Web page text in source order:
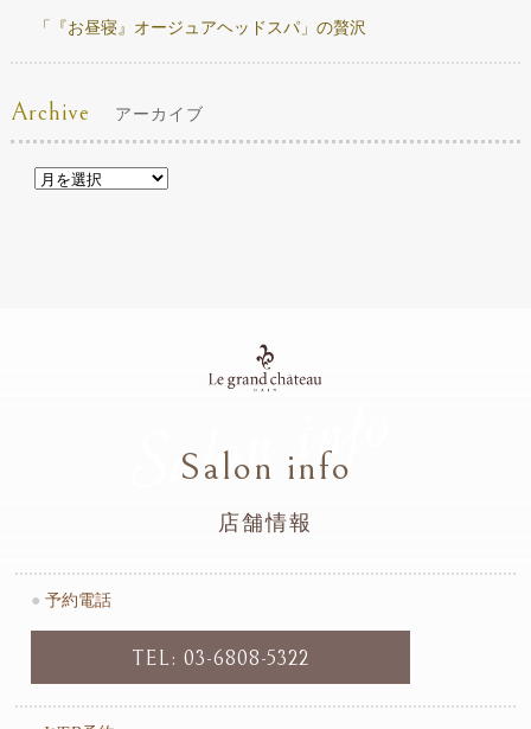
「『お昼寝』オージュアヘッドスパ」の贅沢
Archive アーカイブ
Salon info
Salon info
店舗情報
● 予約電話
TEL: 03-6808-5322